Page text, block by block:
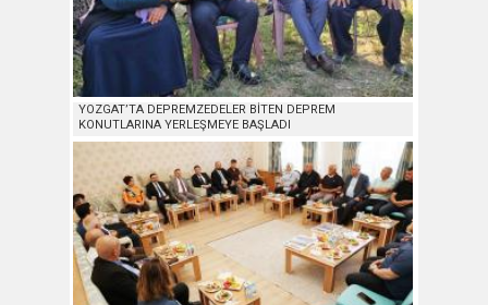
YOZGAT’TA DEPREMZEDELER BİTEN DEPREM
KONUTLARINA YERLEŞMEYE BAŞLADI